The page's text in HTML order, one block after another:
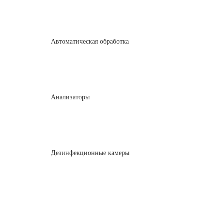
Автоматическая обработка
Анализаторы
Дезинфекционные камеры